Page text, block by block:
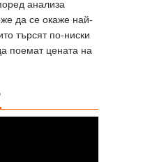
анализа
да се окаже най-
търсят по-ниски
поемат цената на